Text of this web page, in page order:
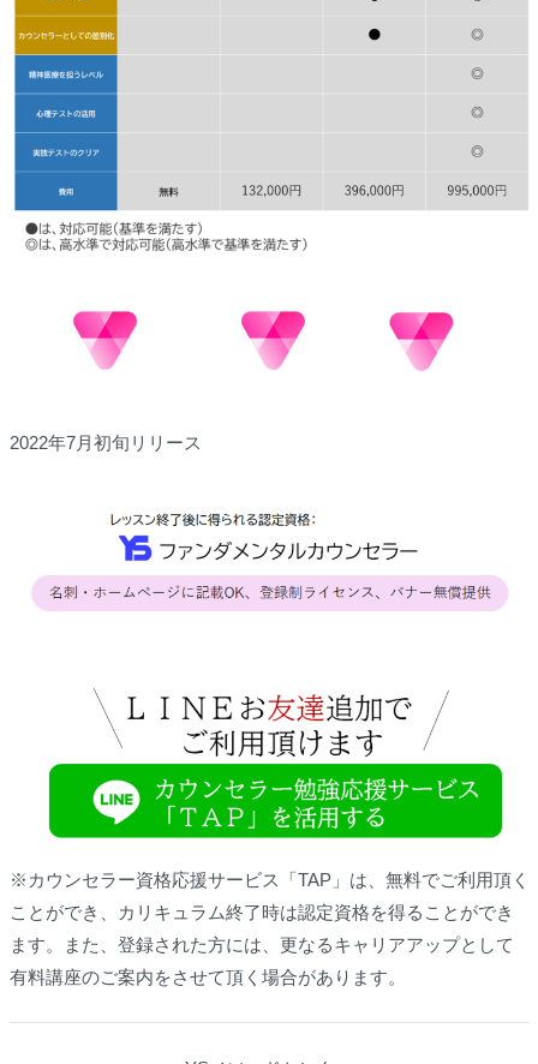
2022年7月初旬リリース
※カウンセラー資格応援サービス「TAP」は、無料でご利用頂く
ことができ、カリキュラム終了時は認定資格を得ることができ
ます。また、登録された方には、更なるキャリアアップとして
有料講座のご案内をさせて頂く場合があります。